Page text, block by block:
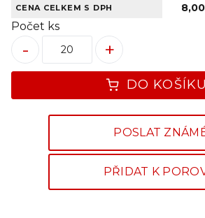
CENA CELKEM S DPH
Počet ks
+
-
DO KOŠÍKU
POSLAT
PŘIDAT K